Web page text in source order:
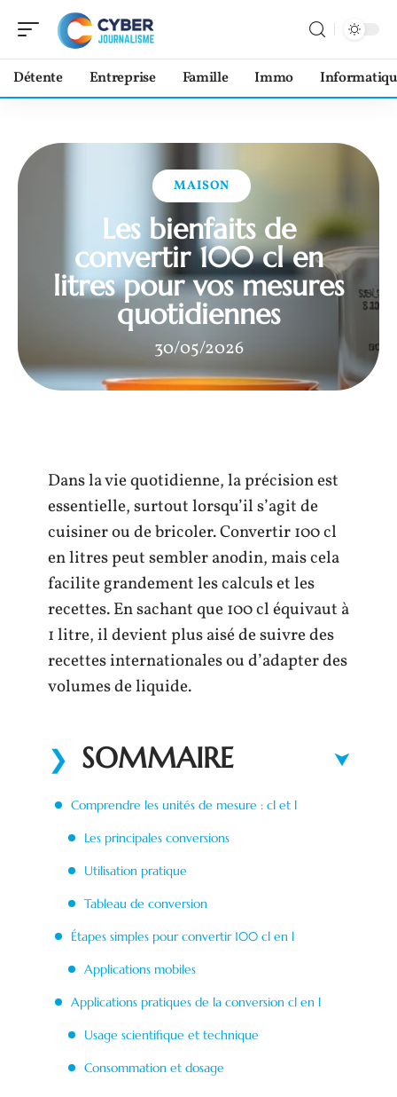
Détente Entreprise Famille Immo
MAISON
Les bienfaits de
convertir 100 cl en
litres pour vos mesures
quotidiennes
30/05/2026
Dans la vie quotidienne, la précision est
essentielle, surtout lorsqu’il s’agit de
cuisiner ou de bricoler. Convertir 100 cl
en litres peut sembler anodin, mais cela
facilite grandement les calculs et les
recettes. En sachant que 100 cl équivaut à
1 litre, il devient plus aisé de suivre des
recettes internationales ou d’adapter des
volumes de liquide.
SOMMAIRE
Comprendre les unités de mesure : cl et l
Les principales conversions
Utilisation pratique
Tableau de conversion
Étapes simples pour convertir 100 cl en l
Applications mobiles
Applications pratiques de la conversion cl en l
Usage scientifique et technique
Consommation et dosage